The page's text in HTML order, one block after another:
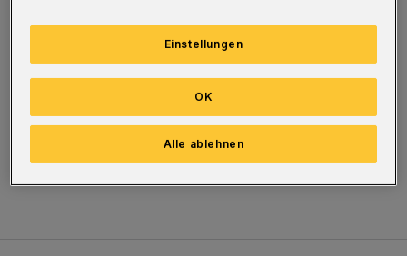
Die WSW reinigen und setzen das
Regenklärbecken instand, das sich unter dem
Spielplatz an der Ecke Loher Straße /
Hünefelder Straße befindet. Alle Eingänge
werden abgesperrt, die Sperrung wird
entsprechend beschildert.
Einstellungen
Alle ablehnen
OK